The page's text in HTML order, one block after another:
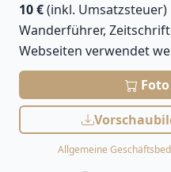
10 €(inkl.
Wanderführer,
Webseiten verwendet
Allgemeine